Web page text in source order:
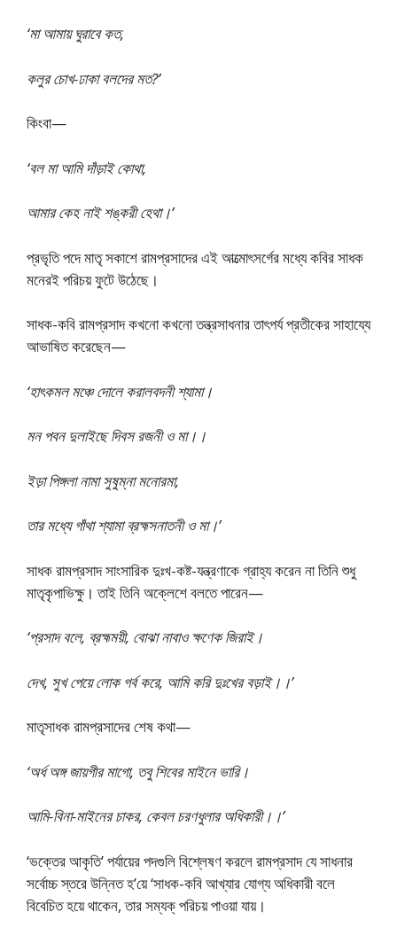
‘মা আমায় ঘুরাবে কত,
কলুর চোখ-ঢাকা বলদের মত?’
কিংবা—
‘বল মা আমি দাঁড়াই কোথা,
আমার কেহ নাই শঙ্করী হেথা।’
প্রভৃতি পদে মাতৃ সকাশে রামপ্রসাদের এই আত্মোৎসর্গের মধ্যে কবির সাধক
মনেরই পরিচয় ফুটে উঠেছে।
সাধক-কবি রামপ্রসাদ কখনো কখনো তন্ত্রসাধনার তাৎপর্য প্রতীকের সাহায্যে
আভাষিত করেছেন—
‘হাৎকমল মঞ্চে দোলে করালবদনী শ্যামা।
মন পবন দুলাইছে দিবস রজনী ও মা।।
ইড়া পিঙ্গলা নামা সুষুম্না মনোরমা,
তার মধ্যে গাঁথা শ্যামা ব্রহ্মসনাতনী ও মা।’
সাধক রামপ্রসাদ সাংসারিক দুঃখ-কষ্ট-যন্ত্রণাকে গ্রাহ্য করেন না তিনি শুধু
মাতৃকৃপাভিক্ষু। তাই তিনি অক্লেশে বলতে পারেন—
‘প্রসাদ বলে, ব্রহ্মময়ী, বোঝা নাবাও ক্ষণেক জিরাই।
দেখ, সুখ পেয়ে লোক গর্ব করে, আমি করি দুঃখের বড়াই।।’
মাতৃসাধক রামপ্রসাদের শেষ কথা—
‘অর্ধ অঙ্গ জায়গীর মাগো, তবু শিবের মাইনে ভারি।
আমি-বিনা-মাইনের চাকর, কেবল চরণধুলার অধিকারী।।’
‘ভক্তের আকৃতি’ পর্যায়ের পদগুলি বিশ্লেষণ করলে রামপ্রসাদ যে সাধনার
সর্বোচ্চ স্তরে উন্নিত হ’য়ে ‘সাধক-কবি আখ্যার যোগ্য অধিকারী বলে
বিবেচিত হয়ে থাকেন, তার সম্যক্ পরিচয় পাওয়া যায়।